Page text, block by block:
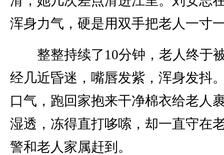
浑身力气，硬是用双手把老人一寸
整整持续了10分钟，老人终于
经几近昏迷，嘴唇发紫，浑身发抖
口气，跑回家抱来干净棉衣给老人
湿透，冻得直打哆嗦，却一直守在
警和老人家属赶到。